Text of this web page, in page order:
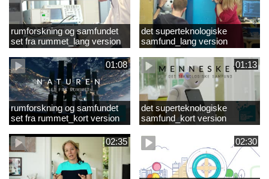
rumforskning og samfundet
set fra rummet_lang version
det superteknologiske
samfund_lang version
01:08
rumforskning og samfundet
set fra rummet_kort version
01:13
det superteknologiske
samfund_kort version
02:35 02:30